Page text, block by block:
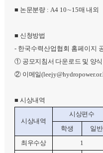
■ 논문분량 : A4 10∼15매 내외
■ 신청방법
- 한국수력산업협회 홈페이지
① 공모지침서 다운로드 및 양
② 이메일
■ 시상내역
시상내역
시상편수
학생
일반
최우수상
1